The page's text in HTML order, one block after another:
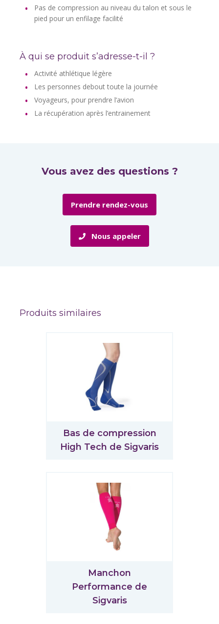
Pas de compression au niveau du talon et sous le
pied pour un enfilage facilité
À qui se produit s’adresse-t-il ?
Activité athlétique légère
Les personnes debout toute la journée
Voyageurs, pour prendre l’avion
La récupération après l’entrainement
Vous avez des questions ?
Prendre rendez-vous
Nous appeler
Produits similaires
Bas de compression
High Tech de Sigvaris
Manchon
Performance de
Sigvaris